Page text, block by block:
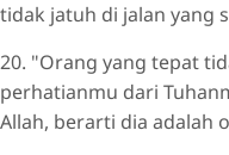
tidak jatuh di jalan yang
20. "Orang yang tepat
perhatianmu dari
Allah, berarti dia adalah